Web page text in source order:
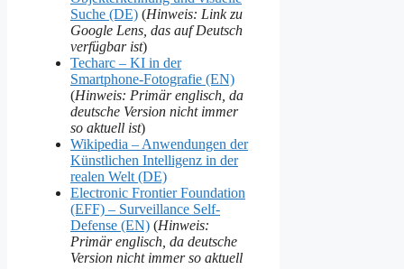
Suche (DE) (Hinweis: Link zu
Google Lens, das auf Deutsch
verfügbar ist)
Techarc – KI in der
Smartphone-Fotografie (EN)
(Hinweis: Primär englisch, da
deutsche Version nicht immer
so aktuell ist)
Wikipedia – Anwendungen der
Künstlichen Intelligenz in der
realen Welt (DE)
Electronic Frontier Foundation
(EFF) – Surveillance Self-
Defense (EN) (Hinweis:
Primär englisch, da deutsche
Version nicht immer so aktuell